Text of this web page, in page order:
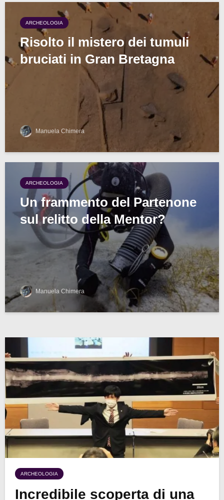
ARCHEOLOGIA
Risolto il mistero dei tumuli
bruciati in Gran Bretagna
Manuela Chimera
ARCHEOLOGIA
Un frammento del Partenone
sul relitto della Mentor?
Manuela Chimera
ARCHEOLOGIA
Incredibile scoperta di una